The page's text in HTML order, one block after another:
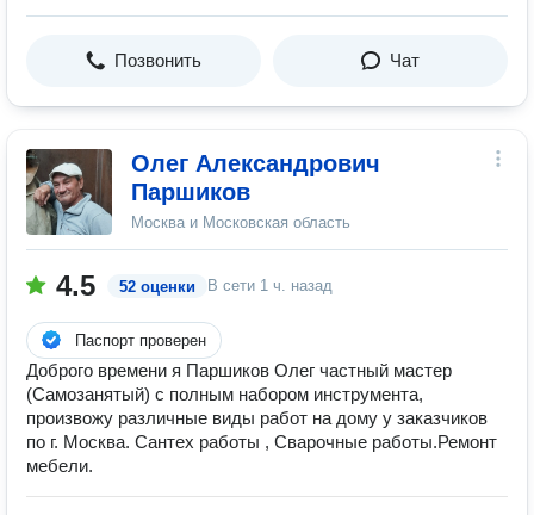
Позвонить Чат
Олег Александрович
Паршиков
Москва и Московская область
4.5 52 оценки В сети 1 ч. назад
Паспорт проверен
Доброго времени я Паршиков Олег частный мастер
(Самозанятый) с полным набором инструмента,
произвожу различные виды работ на дому у заказчиков
по г. Москва. Сантех работы , Сварочные работы.Ремонт
мебели.